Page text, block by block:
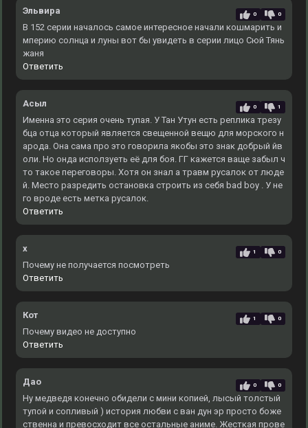
Эльвира 0 0
В 152 серии началось самое интересное начали кошмарить и
мперию солнца и луны вот бы увидеть в серии лицо Сюй Тянь
жаня
Ответить
Асыл 0 1
Именна это серия очень тупая. У Тан Утун есть реплика трезу
бца отца который является свещенной вещю для морского н
арода. Она сама про это говорила якобы это знак добрый йв
оли. Но онда исползуеть её для боя. ГГ кажется ваще забыл ч
то такое переговоры. Хотя он знал а травм русалок от люде
й. Место разредить остановка строить из себя bad boy . У не
го вроде есть метка русалок.
Ответить
x 1 0
Почему не получается посмотреть
Ответить
Кот 1 0
Почему видео не доступно
Ответить
Дао 0 0
Ну медведя конечно обидели с мини копией, лысый толстый
тупой и сопливый ) история любви с ван дун эр просто боже
ственна и превосходит все остальные аниме. Жесткая прове